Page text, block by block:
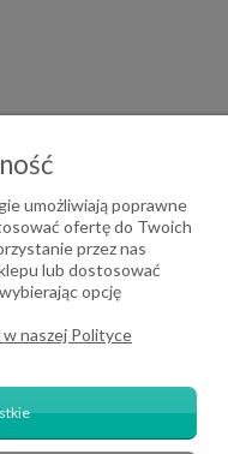
umożliwiają poprawne
ofertę do Twoich
przez nas
lub dostosować
opcję
naszej Polityce